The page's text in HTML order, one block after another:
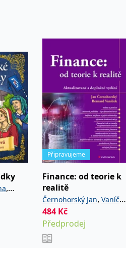
,
Připravujeme
Finance: od teorie k
realitě
Černohorský Jan, Vaníček
Bernard
484 Kč
Předprodej